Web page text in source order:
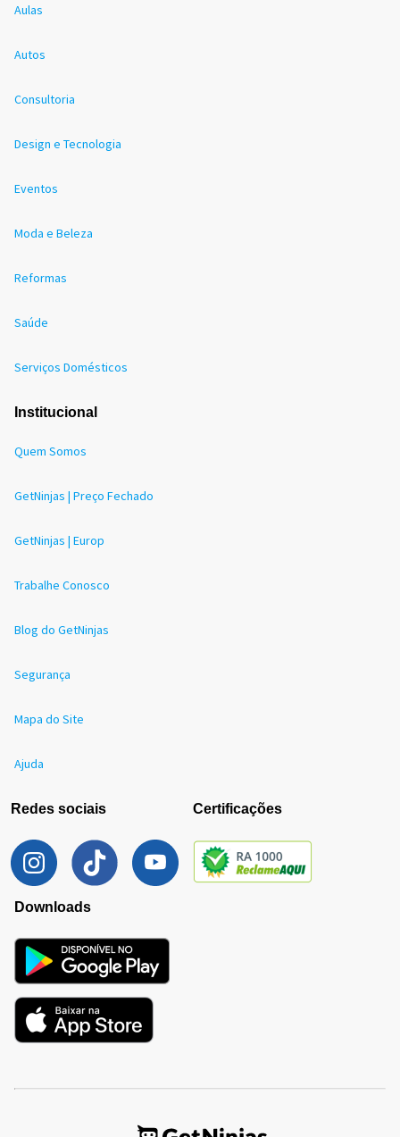
Aulas
Autos
Consultoria
Design e Tecnologia
Eventos
Moda e Beleza
Reformas
Saúde
Serviços Domésticos
Institucional
Quem Somos
GetNinjas | Preço Fechado
GetNinjas | Europ
Trabalhe Conosco
Blog do GetNinjas
Segurança
Mapa do Site
Ajuda
Redes sociais Certificações
Downloads